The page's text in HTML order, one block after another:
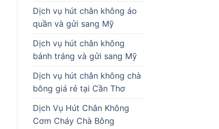
Dịch vụ hút chân không áo
quần và gửi sang Mỹ
Dịch vụ hút chân không
bánh tráng và gửi sang Mỹ
Dịch vụ hút chân không chà
bông giá rẻ tại Cần Thơ
Dịch Vụ Hút Chân Không
Cơm Cháy Chà Bông